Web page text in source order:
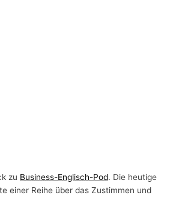
zu Business-Englisch-Pod. Die heutige
einer Reihe über das Zustimmen und